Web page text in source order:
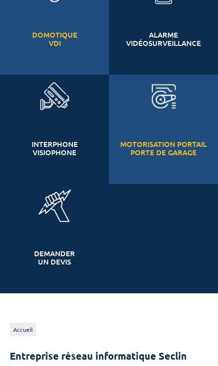
DOMOTIQUE
VDI
ALARME
VIDÉOSURVEILLANCE
INTERPHONE
VISIOPHONE
MOTORISATION PORTAIL
PORTE DE GARAGE
DEMANDER
UN DEVIS
Accueil
Entreprise réseau informatique Seclin